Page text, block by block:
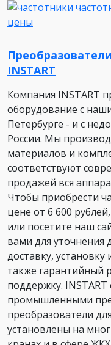
INSTART
Компания INSTART
оборудование с
Петербурге - и с
России. Мы
материалов и
соответствуют
продажей вся
Чтобы приобрести
цене от 6 600
или посетите наш
вами для уточнения
доставку,
также гарантийный
поддержку.
промышленными
преобразователи
установлены на